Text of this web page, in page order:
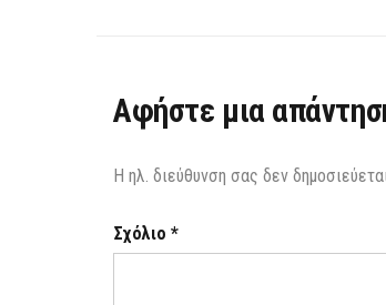
Αφήστε μια
Η ηλ. διεύθυνση σας δεν
Σχόλιο *